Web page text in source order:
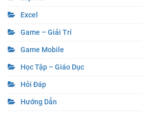
Excel
Game – Giải Trí
Game Mobile
Học Tập – Giáo Dục
Hỏi Đáp
Hướng Dẫn